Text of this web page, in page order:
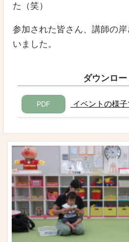
た（笑）
参加された皆さん、講師の
いました。
ダウンロー
PDF イベントの様